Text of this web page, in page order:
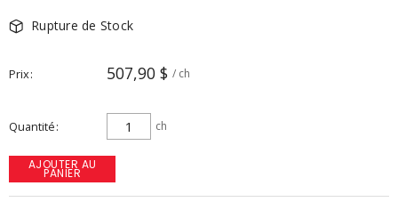
Rupture de Stock
Prix 507,90 $ / ch
Quantité ch
AJOUTER AU
PANIER